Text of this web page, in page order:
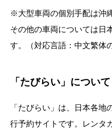
※大型車両の個別手配は沖
その他の車両については日
す。（対応言語：中文繁体
「たびらい」について
「たびらい」は、日本各
行予約サイトです。レンタ